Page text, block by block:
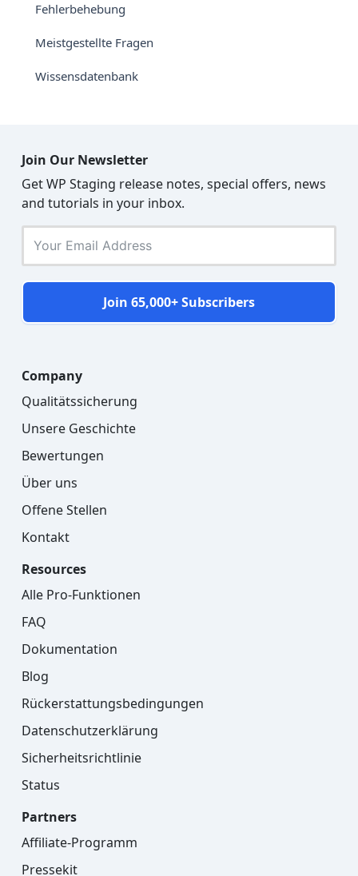
Fehlerbehebung
Meistgestellte Fragen
Wissensdatenbank
Join Our Newsletter
Get WP Staging release notes, special offers, news
and tutorials in your inbox.
Join 65,000+ Subscribers
Company
Qualitätssicherung
Unsere Geschichte
Bewertungen
Über uns
Offene Stellen
Kontakt
Resources
Alle Pro-Funktionen
FAQ
Dokumentation
Blog
Rückerstattungsbedingungen
Datenschutzerklärung
Sicherheitsrichtlinie
Status
Partners
Affiliate-Programm
Pressekit